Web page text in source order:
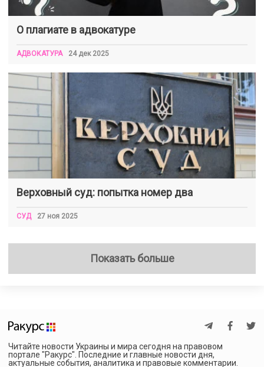
О плагиате в адвокатуре
АДВОКАТУРА 24 дек 2025
Верховный суд: попытка номер два
СУД 27 ноя 2025
Показать больше
Читайте новости Украины и мира сегодня на правовом
портале "Ракурс". Последние и главные новости дня,
актуальные события, аналитика и правовые комментарии.